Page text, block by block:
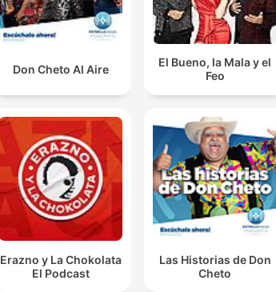
Don Cheto Al Aire
El Bueno, la Mala y el
Feo
Erazno y La Chokolata
El Podcast
Las Historias de Don
Cheto